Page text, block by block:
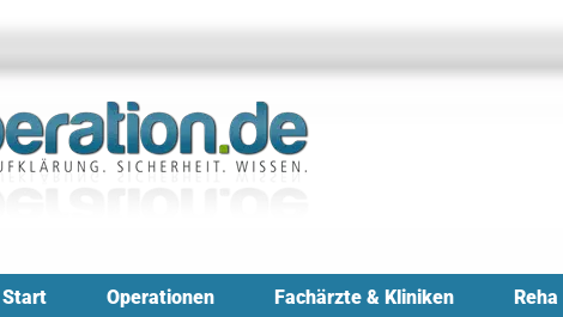
Start Operationen Fachärzte & Kliniken Reha